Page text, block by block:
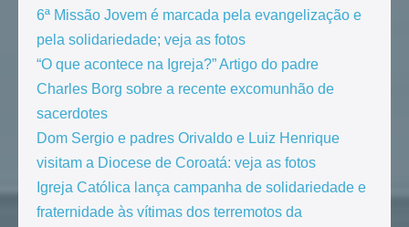
6ª Missão Jovem é marcada pela evangelização e
pela solidariedade; veja as fotos
“O que acontece na Igreja?” Artigo do padre
Charles Borg sobre a recente excomunhão de
sacerdotes
Dom Sergio e padres Orivaldo e Luiz Henrique
visitam a Diocese de Coroatá: veja as fotos
Igreja Católica lança campanha de solidariedade e
fraternidade às vítimas dos terremotos da